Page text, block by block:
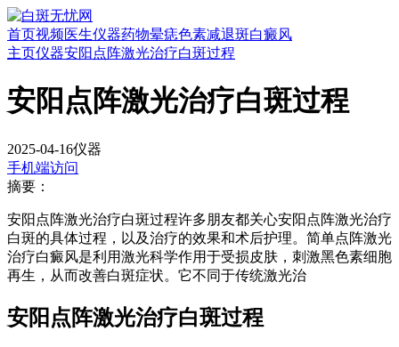
首页视频医生仪器药物晕痣色素减退斑白癜风
主页仪器安阳点阵激光治疗白斑过程
安阳点阵激光治疗白斑过程
2025-04-16仪器
手机端访问
摘要：
安阳点阵激光治疗白斑过程许多朋友都关心安阳点阵激光治疗
白斑的具体过程，以及治疗的效果和术后护理。简单点阵激光
治疗白癜风是利用激光科学作用于受损皮肤，刺激黑色素细胞
再生，从而改善白斑症状。它不同于传统激光治
安阳点阵激光治疗白斑过程